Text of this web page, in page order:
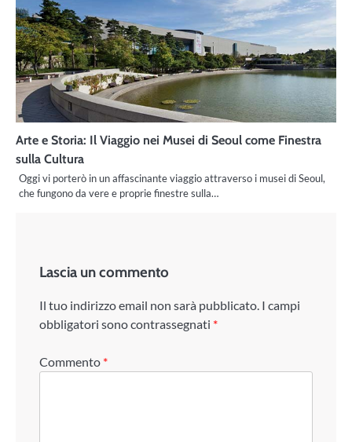
Arte e Storia: Il Viaggio nei Musei di Seoul come Finestra
sulla Cultura
Oggi vi porterò in un affascinante viaggio attraverso i musei di Seoul,
che fungono da vere e proprie finestre sulla…
Lascia un commento
Il tuo indirizzo email non sarà pubblicato. I campi
obbligatori sono contrassegnati *
Commento *